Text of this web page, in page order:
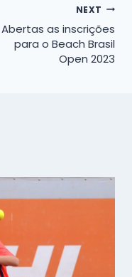
NEXT
Abertas as inscrições
para o Beach Brasil
Open 2023